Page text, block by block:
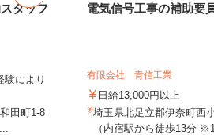
タッフ
により
田町1-8
電気信号工事の補助要
有限会社 青信工業
日給13,000円以上
埼玉県北足立郡伊奈町西
（内宿駅から徒歩13分